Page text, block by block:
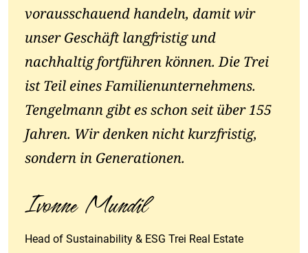
vorausschauend handeln, damit wir
unser Geschäft langfristig und
nachhaltig fortführen können. Die Trei
ist Teil eines Familienunternehmens.
Tengelmann gibt es schon seit über 155
Jahren. Wir denken nicht kurzfristig,
sondern in Generationen.
Ivonne Mundil
Head of Sustainability & ESG Trei Real Estate